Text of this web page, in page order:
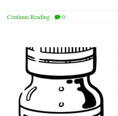
Continue Reading · 0